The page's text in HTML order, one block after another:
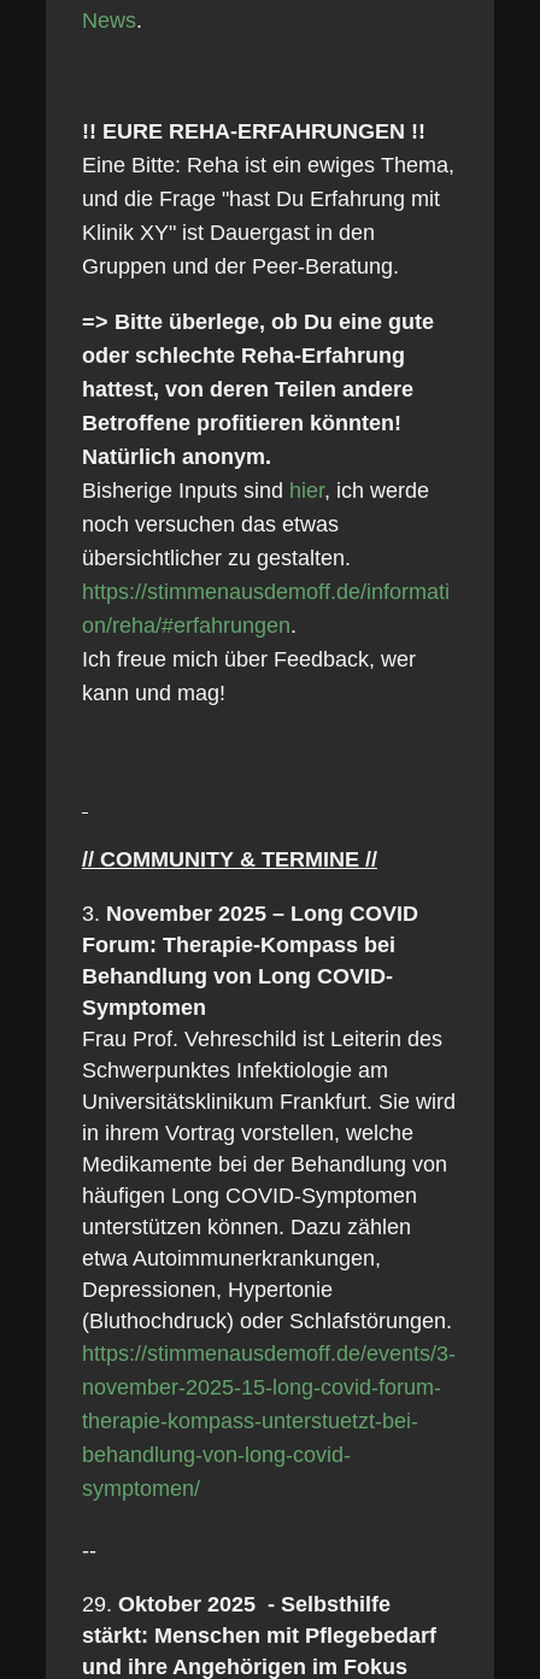
News.
!! EURE REHA-ERFAHRUNGEN !!
Eine Bitte: Reha ist ein ewiges Thema,
und die Frage "hast Du Erfahrung mit
Klinik XY" ist Dauergast in den
Gruppen und der Peer-Beratung.
=> Bitte überlege, ob Du eine gute
oder schlechte Reha-Erfahrung
hattest, von deren Teilen andere
Betroffene profitieren könnten!
Natürlich anonym.
Bisherige Inputs sind hier, ich werde
noch versuchen das etwas
übersichtlicher zu gestalten.
https://stimmenausdemoff.de/informati
on/reha/#erfahrungen.
Ich freue mich über Feedback, wer
kann und mag!
// COMMUNITY & TERMINE //
November 2025 – Long COVID
Forum: Therapie-Kompass bei
Behandlung von Long COVID-
Symptomen
Frau Prof. Vehreschild ist Leiterin des
Schwerpunktes Infektiologie am
Universitätsklinikum Frankfurt. Sie wird
in ihrem Vortrag vorstellen, welche
Medikamente bei der Behandlung von
häufigen Long COVID-Symptomen
unterstützen können. Dazu zählen
etwa Autoimmunerkrankungen,
Depressionen, Hypertonie
(Bluthochdruck) oder Schlafstörungen.
https://stimmenausdemoff.de/events/3-
november-2025-15-long-covid-forum-
therapie-kompass-unterstuetzt-bei-
behandlung-von-long-covid-
symptomen/
--
Oktober 2025 - Selbsthilfe
stärkt: Menschen mit Pflegebedarf
und ihre Angehörigen im Fokus